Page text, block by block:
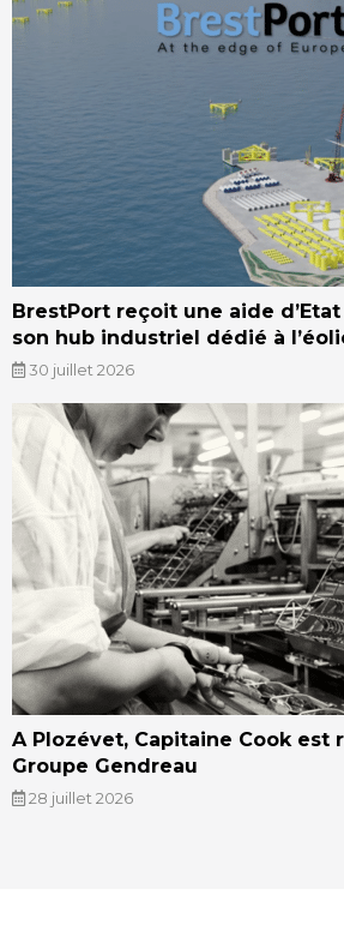
BrestPort reçoit une aide
son hub industriel dédié à
30 juillet 2026
A Plozévet, Capitaine Cook est
Groupe Gendreau
28 juillet 2026